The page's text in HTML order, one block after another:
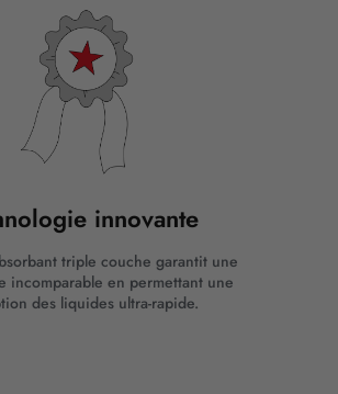
innovante
triple couche garantit une
incomparable en permettant une
des liquides ultra-rapide.